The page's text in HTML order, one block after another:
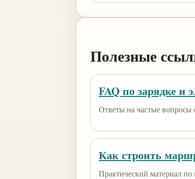
Полезные
FAQ по зарядке и
Ответы на частые вопросы
Как строить
Практический материал